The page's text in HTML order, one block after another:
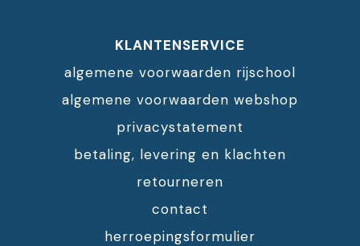
KLANTENSERVICE
algemene voorwaarden rijschool
algemene voorwaarden webshop
privacystatement
betaling, levering en klachten
retourneren
contact
herroepingsformulier